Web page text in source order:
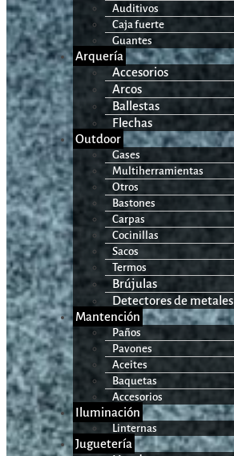
Auditivos
Caja fuerte
Guantes
Arquería
Accesorios
Arcos
Ballestas
Flechas
Outdoor
Gases
Multiherramientas
Otros
Bastones
Carpas
Cocinillas
Sacos
Termos
Brújulas
Detectores de metales
Mantención
Paños
Pavones
Aceites
Baquetas
Accesorios
Iluminación
Linternas
Juguetería